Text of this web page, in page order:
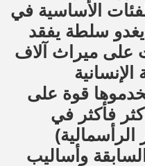
الأساسية في
يغدو سلطة يفقد
على ميراث آلاف
قوة على
فأكثر في
الرأسمالية)
وأساليب